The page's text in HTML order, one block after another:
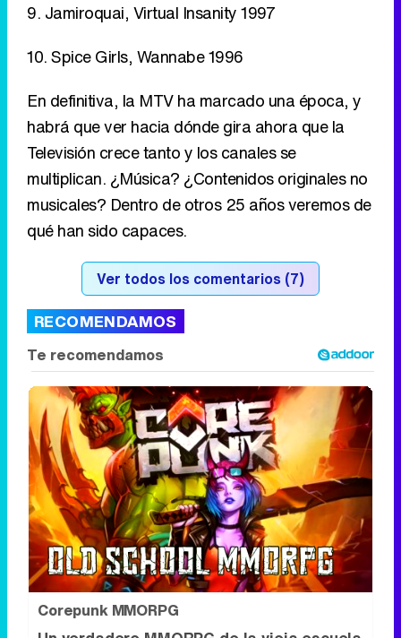
Televisión crece tanto y los canales se
multiplican. ¿Música? ¿Contenidos originales no
qué han sido capaces.
Ver todos los comentarios (7)
RECOMENDAMOS
Corepunk MMORPG
Un verdadero MMORPG de la vieja escuela
¡Cómo los de antes, pero mejor!
DISCOVER WITH
Síguenos